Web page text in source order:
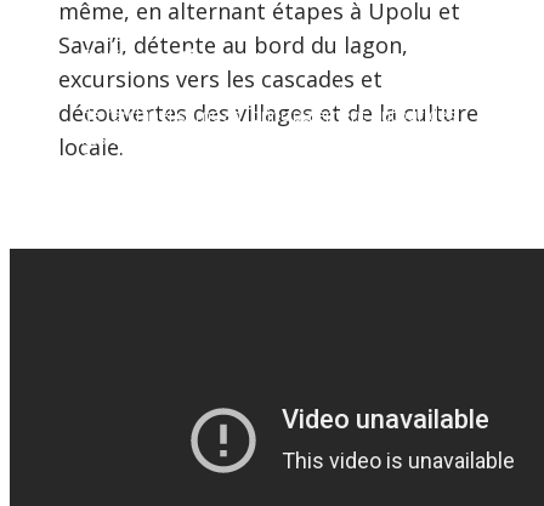
Information :
Le pays de Samoa occupe la partie occidentale
de l’archipel samoan, principalement autour des
îles de Savai’i et d’Upolu. La partie orientale
forme un territoire distinct, les Samoa
même, en alternant étapes à Upolu et
Savai’i, détente au bord du lagon,
excursions vers les cascades et
découvertes des villages et de la culture
locale.